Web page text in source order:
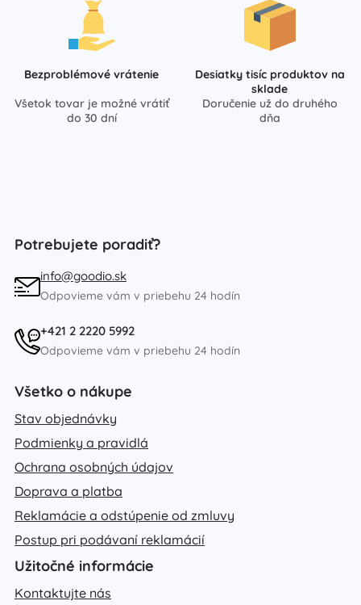
Bezproblémové vrátenie
Všetok tovar je možné vrátiť
do 30 dní
Desiatky tisíc produktov na
sklade
Doručenie už do druhého
dňa
Potrebujete poradiť?
info@goodio.sk
Odpovieme vám v priebehu 24 hodín
+421 2 2220 5992
Odpovieme vám v priebehu 24 hodín
Všetko o nákupe
Stav objednávky
Podmienky a pravidlá
Ochrana osobných údajov
Doprava a platba
Reklamácie a odstúpenie od zmluvy
Postup pri podávaní reklamácií
Užitočné informácie
Kontaktujte nás